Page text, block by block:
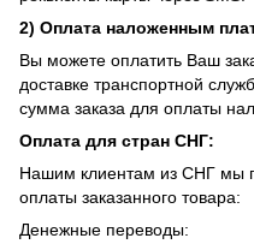
2) Оплата наложенным
Вы можете оплатить Ваш
доставке транспортной
сумма заказа для оплаты
Оплата для стран СНГ:
Нашим клиентам из СНГ мы
оплаты заказанного товара:
Денежные переводы: